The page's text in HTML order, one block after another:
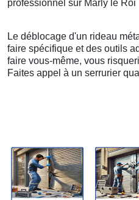
professionnel sur Marly le Roi
Le déblocage d'un rideau
faire spécifique et des outils
faire vous-même, vous
Faites appel à un serrurier